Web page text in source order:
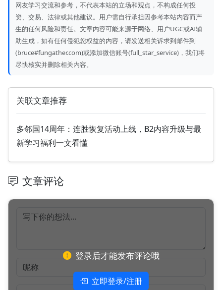
网友学习交流和参考，不代表本站的立场和观点，不构成任何投
资、交易、法律或其他建议。用户需自行承担因参考本站内容而产
生的任何风险和责任。文章内容可能来源于网络、用户UGC或AI辅
助生成，如有任何侵犯您权益的内容，请发送相关诉求到邮件到
(bruce#fungather.com)或添加微信账号(full_star_service)，我们将
尽快核实并删除相关内容。
关联文章推荐
多邻国14周年：连胜恢复活动上线，B2内容升级与最
新学习福利一文看懂
文章评论
登录后才能发布评论哦
立即登录/注册